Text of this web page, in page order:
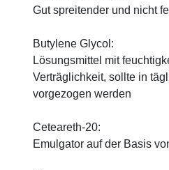
Gut spreitender und nicht
Butylene Glycol:
Lösungsmittel mit
Verträglichkeit, sollte in
vorgezogen werden
Ceteareth-20:
Emulgator auf der Basis